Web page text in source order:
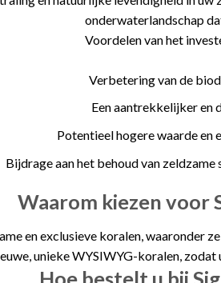
onderwaterlandschap
Voordelen van het
Verbetering van de
Een aantrekkelijker en
Potentieel hogere waarde en
Bijdrage aan het behoud van
Waarom kiezen voor
en exclusieve koralen, waaronder
unieke WYSIWYG-koralen,